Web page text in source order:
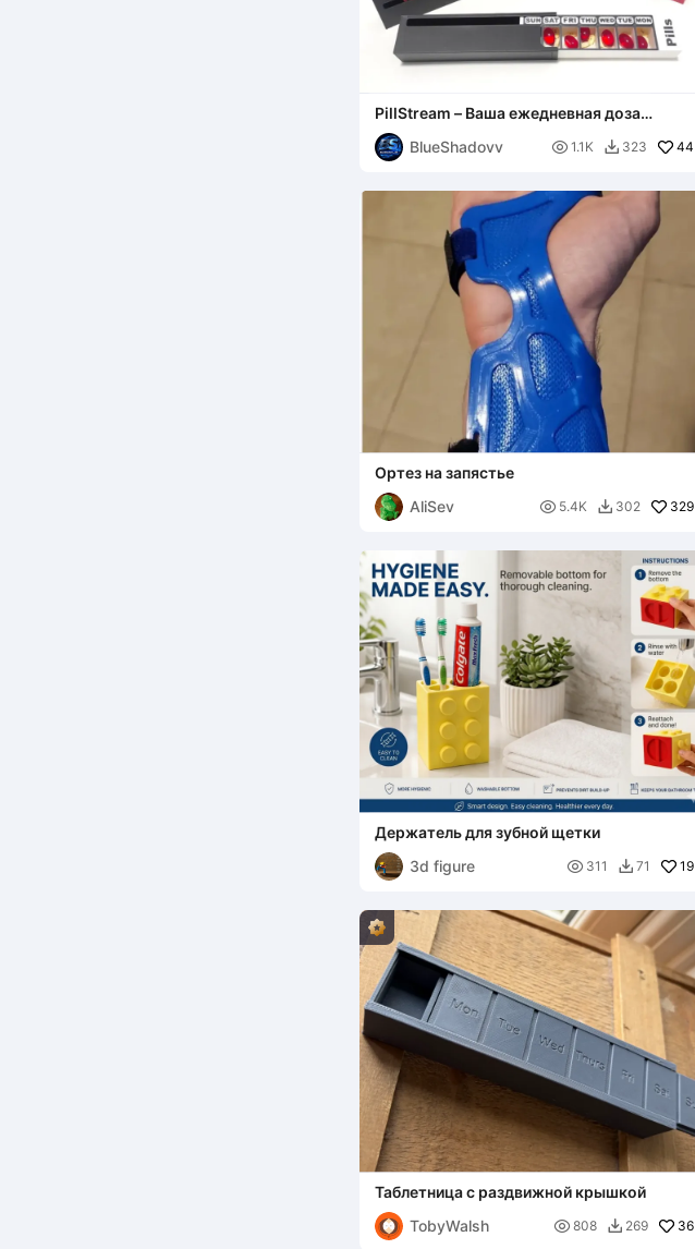
PillStream – Ваша ежедневная доза
простоты1
BlueShadovv
 1.1K  323 44
Ортез на запястье
AliSev
 5.4K  302 329
Держатель для зубной щетки
3d figure
 311  71 19
Таблетница с раздвижной крышкой
TobyWalsh
 808  269 36